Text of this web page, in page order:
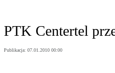
PTK Centertel
Publikacja: 07.01.2010 00:00